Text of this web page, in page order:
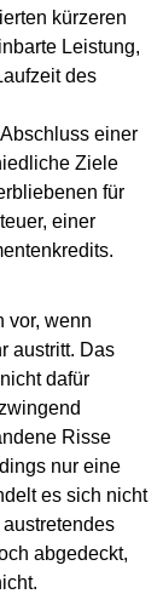
kürzeren
Leistung,
des
einer
Ziele
für
einer
vor, wenn
austritt. Das
dafür
Risse
nur eine
es sich nicht
abgedeckt,